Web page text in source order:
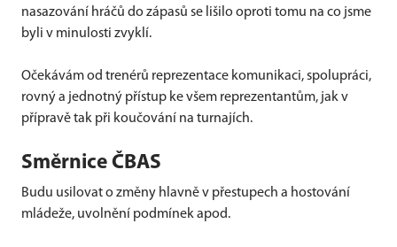
nasazování hráčů do zápasů se lišilo oproti tomu na co jsme
byli v minulosti zvyklí.
Očekávám od trenérů reprezentace komunikaci, spolupráci,
rovný a jednotný přístup ke všem reprezentantům, jak v
přípravě tak při koučování na turnajích.
Směrnice ČBAS
Budu usilovat o změny hlavně v přestupech a hostování
mládeže, uvolnění podmínek apod.